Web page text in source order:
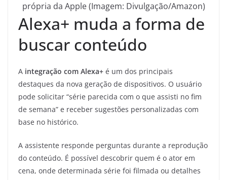
própria da Apple (Imagem: Divulgação/Amazon)
Alexa+ muda a forma de
buscar conteúdo
A integração com Alexa+ é um dos principais
destaques da nova geração de dispositivos. O usuário
pode solicitar “série parecida com o que assisti no fim
de semana” e receber sugestões personalizadas com
base no histórico.
A assistente responde perguntas durante a reprodução
do conteúdo. É possível descobrir quem é o ator em
cena, onde determinada série foi filmada ou detalhes